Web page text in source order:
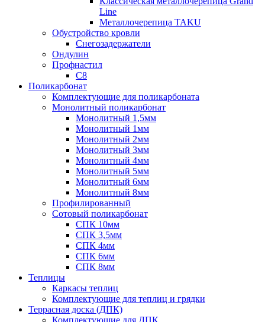
Line
Металлочерепица TAKU
Обустройство кровли
Снегозадержатели
Ондулин
Профнастил
С8
Поликарбонат
Комплектующие для поликарбоната
Монолитный поликарбонат
Монолитный 1,5мм
Монолитный 1мм
Монолитный 2мм
Монолитный 3мм
Монолитный 4мм
Монолитный 5мм
Монолитный 6мм
Монолитный 8мм
Профилированный
Сотовый поликарбонат
СПК 10мм
СПК 3,5мм
СПК 4мм
СПК 6мм
СПК 8мм
Теплицы
Каркасы теплиц
Комплектующие для теплиц и грядки
Террасная доска (ДПК)
Комплектующие для ДПК